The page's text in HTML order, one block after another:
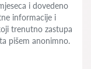
i dovedeno
informacije i
trenutno zastupa
pišem anonimno.